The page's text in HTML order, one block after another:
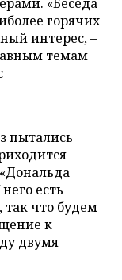
горячих
интерес, –
темам
пытались
есть
что будем
к
двумя